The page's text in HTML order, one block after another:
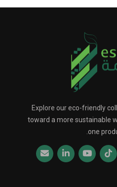
Explore our eco-friendly
toward a more sustainable
one